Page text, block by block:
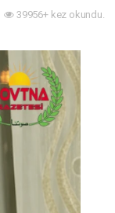
39956+ kez okundu.